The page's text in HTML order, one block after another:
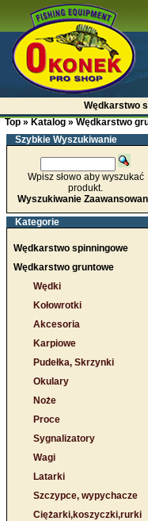
Wędkarstwo
Top » Katalog » Wędkarstwo
Szybkie Wyszukiwanie
Wpisz słowo aby wyszukać
produkt.
Wyszukiwanie
Kategorie
Wędkarstwo spinningowe
Wędkarstwo gruntowe
Wędki
Kołowrotki
Akcesoria
Karpiowe
Pudełka, Skrzynki
Okulary
Noże
Proce
Sygnalizatory
Wagi
Latarki
Szczypce, wypychacze
Ciężarki,koszyczki,rurki